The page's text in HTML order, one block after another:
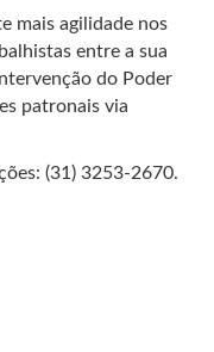
mais agilidade nos
entre a sua
do Poder
patronais via
(31) 3253-2670.